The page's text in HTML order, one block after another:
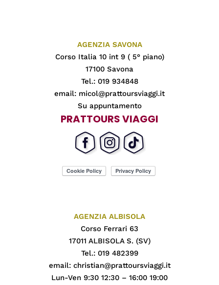
AGENZIA SAVONA
Corso Italia 10 int 9 ( 5° piano)
17100 Savona
Tel.: 019 934848
email: micol@prattoursviaggi.it
Su appuntamento
PRATTOURS VIAGGI
AGENZIA ALBISOLA
Corso Ferrari 63
17011 ALBISOLA S. (SV)
Tel.: 019 482399
email: christian@prattoursviaggi.it
Lun-Ven 9:30 12:30 – 16:00 19:00